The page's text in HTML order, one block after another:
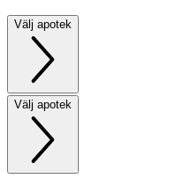
Välj apotek
Välj apotek